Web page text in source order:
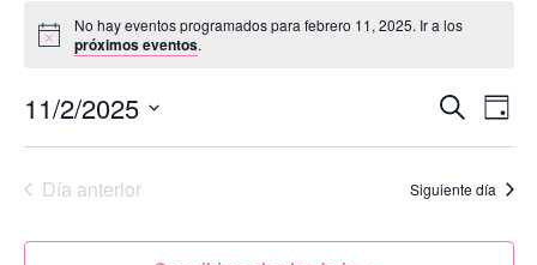
No hay eventos programados para febrero 11, 2025. Ir a los
próximos eventos.
de
y
Buscar
de
de
Día
11/2/2025
Día anterior Siguiente día